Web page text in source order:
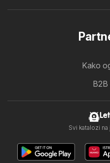
Kako
Svi katalozi